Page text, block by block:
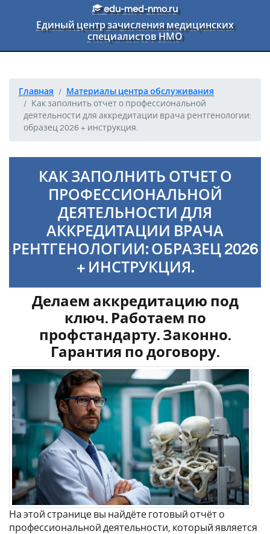
Перейти к основному текстуedu-med-nmo.ru
Единый центр зачисления медицинских
специалистов НМО
Главная
Материалы центра обслуживания
Как заполнить отчет о профессиональной
деятельности для аккредитации врача рентгенологии:
образец 2026 + инструкция.
КАК ЗАПОЛНИТЬ ОТЧЕТ О
ПРОФЕССИОНАЛЬНОЙ
ДЕЯТЕЛЬНОСТИ ДЛЯ
АККРЕДИТАЦИИ ВРАЧА
РЕНТГЕНОЛОГИИ: ОБРАЗЕЦ 2026
+ ИНСТРУКЦИЯ.
Делаем аккредитацию под
ключ. Работаем по
профстандарту. Законно.
Гарантия по договору.
На этой странице вы найдёте готовый отчёт о
профессиональной деятельности, который является